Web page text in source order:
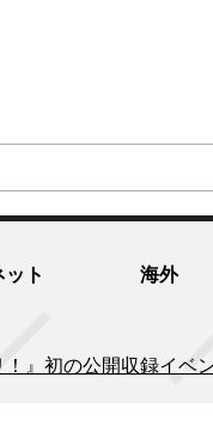
ット 海外
』初の公開収録イベ